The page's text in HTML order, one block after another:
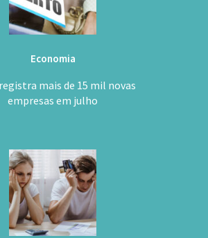
Economia
mais de 15 mil novas
empresas em julho